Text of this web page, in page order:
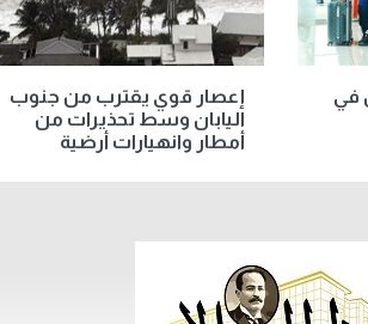
في
إعصار قوي يقترب من جنوب
اليابان وسط تحذيرات من
أمطار وانهيارات أرضية